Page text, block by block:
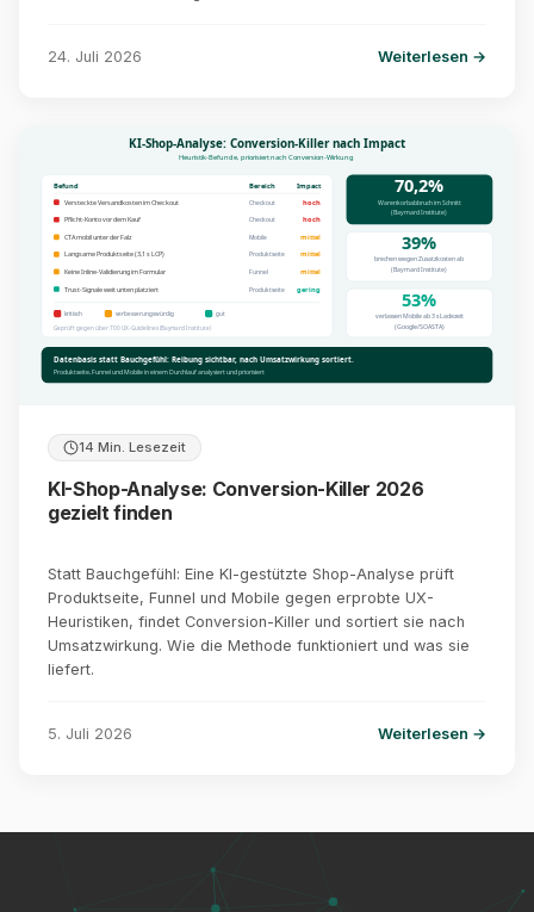
24. Juli 2026 Weiterlesen →
KI-Shop-Analyse: Conversion-Killer nach Impact
Heuristik-Befunde, priorisiert nach Conversion-Wirkung
Befund Bereich Impact
Versteckte Versandkosten im Checkout Checkout hoch
Pflicht-Konto vor dem Kauf Checkout hoch
CTA mobil unter der Falz Mobile mittel
Langsame Produktseite (3,1 s LCP) Produktseite mittel
Keine Inline-Validierung im Formular Funnel
mittel
Trust-Signale weit unten platziert
Produktseite gering
kritisch verbesserungswürdig gut
Geprüft gegen über 700 UX-Guidelines (Baymard Institute)
70,2%
Warenkorbabbruch im Schnitt
(Baymard Institute)
39%
brechen wegen Zusatzkosten ab
(Baymard Institute)
53%
verlassen Mobile ab 3 s Ladezeit
(Google/SOASTA)
Datenbasis statt Bauchgefühl: Reibung sichtbar, nach Umsatzwirkung sortiert.
Produktseite, Funnel und Mobile in einem Durchlauf analysiert und priorisiert
14 Min. Lesezeit
KI-Shop-Analyse: Conversion-Killer 2026
gezielt finden
Statt Bauchgefühl: Eine KI-gestützte Shop-Analyse prüft
Produktseite, Funnel und Mobile gegen erprobte UX-
Heuristiken, findet Conversion-Killer und sortiert sie nach
Umsatzwirkung. Wie die Methode funktioniert und was sie
liefert.
5. Juli 2026 Weiterlesen →